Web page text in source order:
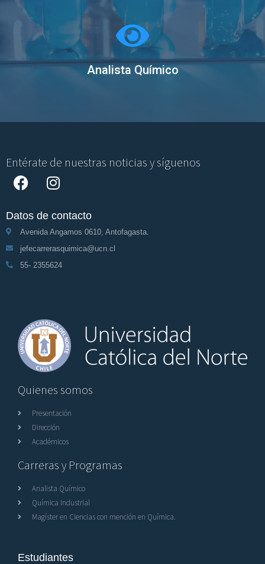
Analista Químico
Entérate de nuestras noticias y síguenos
Datos de contacto
Avenida Angamos 0610, Antofagasta.
jefecarrerasquimica@ucn.cl
55- 2355624
Quienes somos
Presentación
Dirección
Académicos
Carreras y Programas
Analista Químico
Química Industrial
Magíster en Ciencias con mención en Química.
Estudiantes